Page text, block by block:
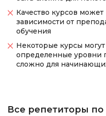
Качество курсов может
зависимости от
обучения
Некоторые курсы
определенные уровни
сложно для
Все репетиторы